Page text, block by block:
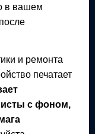
в вашем
и ремонта
печатает
с фоном,